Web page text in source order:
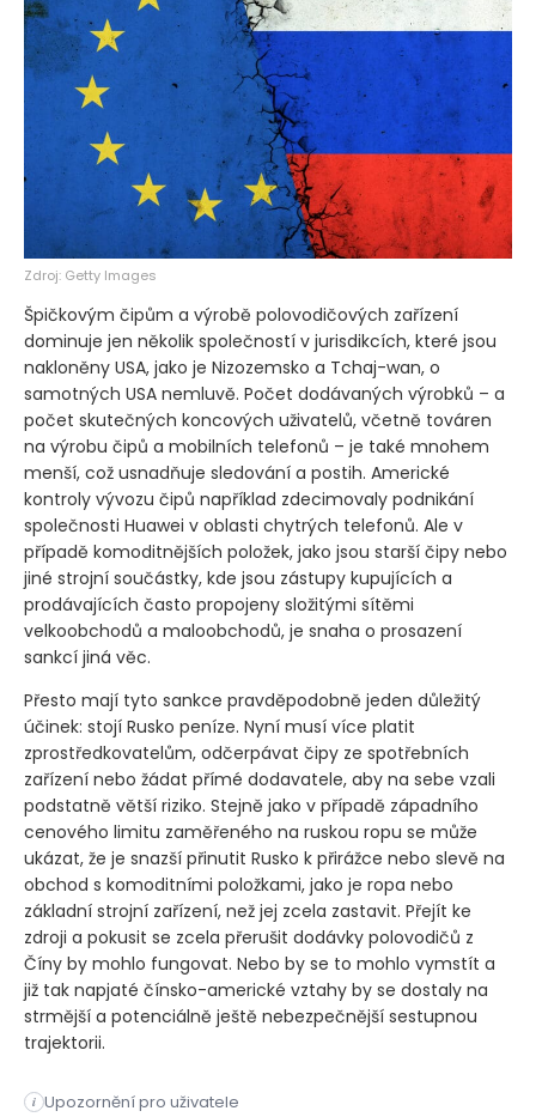
Zdroj: Getty Images
Špičkovým čipům a výrobě polovodičových zařízení
dominuje jen několik společností v jurisdikcích, které jsou
nakloněny USA, jako je Nizozemsko a Tchaj-wan, o
samotných USA nemluvě. Počet dodávaných výrobků – a
počet skutečných koncových uživatelů, včetně továren
na výrobu čipů a mobilních telefonů – je také mnohem
menší, což usnadňuje sledování a postih. Americké
kontroly vývozu čipů například zdecimovaly podnikání
společnosti Huawei v oblasti chytrých telefonů. Ale v
případě komoditnějších položek, jako jsou starší čipy nebo
jiné strojní součástky, kde jsou zástupy kupujících a
prodávajících často propojeny složitými sítěmi
velkoobchodů a maloobchodů, je snaha o prosazení
sankcí jiná věc.
Přesto mají tyto sankce pravděpodobně jeden důležitý
účinek: stojí Rusko peníze. Nyní musí více platit
zprostředkovatelům, odčerpávat čipy ze spotřebních
zařízení nebo žádat přímé dodavatele, aby na sebe vzali
podstatně větší riziko. Stejně jako v případě západního
cenového limitu zaměřeného na ruskou ropu se může
ukázat, že je snazší přinutit Rusko k přirážce nebo slevě na
obchod s komoditními položkami, jako je ropa nebo
základní strojní zařízení, než jej zcela zastavit. Přejít ke
zdroji a pokusit se zcela přerušit dodávky polovodičů z
Číny by mohlo fungovat. Nebo by se to mohlo vymstít a
již tak napjaté čínsko-americké vztahy by se dostaly na
strmější a potenciálně ještě nebezpečnější sestupnou
trajektorii.
i Upozornění pro uživatele